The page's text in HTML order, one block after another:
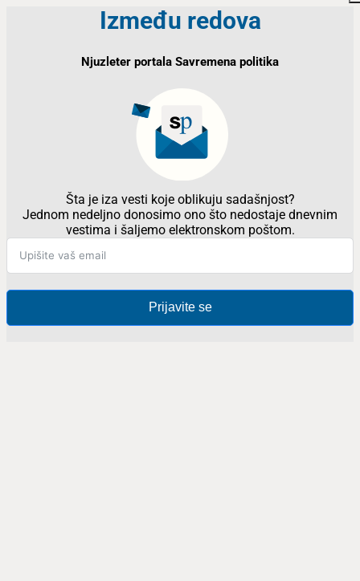
Između redova
Njuzleter portala Savremena politika
Šta je iza vesti koje oblikuju sadašnjost?
Jednom nedeljno donosimo ono što nedostaje dnevnim
vestima i šaljemo elektronskom poštom.
Prijavite se